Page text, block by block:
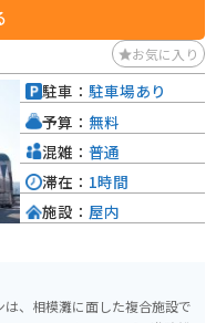
ジナルテディベアが作れるワー
です。
お気に入り
、相模灘に面した複合施設で
駐車： 駐車場あり
予算： 無料
混雑： 普通
滞在： 1時間
施設： 屋内